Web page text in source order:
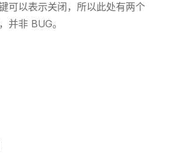
可以表示关闭，所以此处有两个
并非 BUG。